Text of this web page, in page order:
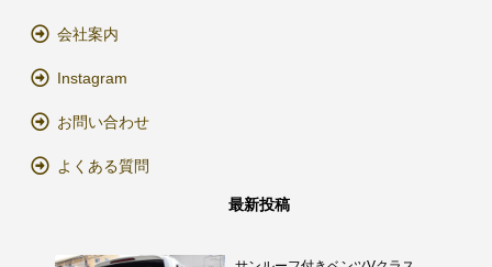
会社案内
Instagram
お問い合わせ
よくある質問
最新投稿